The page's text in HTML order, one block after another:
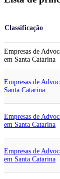
Classificação
Empresas de
em Santa Catarina
Empresas de
Santa Catarina
Empresas de
em Santa Catarina
Empresas de
em Santa Catarina